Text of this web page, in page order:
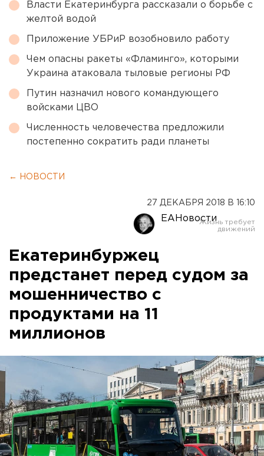
Власти Екатеринбурга рассказали о борьбе с
желтой водой
Приложение УБРиР возобновило работу
Чем опасны ракеты «Фламинго», которыми
Украина атаковала тыловые регионы РФ
Путин назначил нового командующего
войсками ЦВО
Численность человечества предложили
постепенно сократить ради планеты
← НОВОСТИ
27 ДЕКАБРЯ 2018 В 16:10
ЕАНовости
Екатеринбуржец
предстанет перед судом за
мошенничество с
продуктами на 11
миллионов